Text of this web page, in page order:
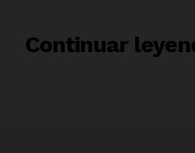
Continuar